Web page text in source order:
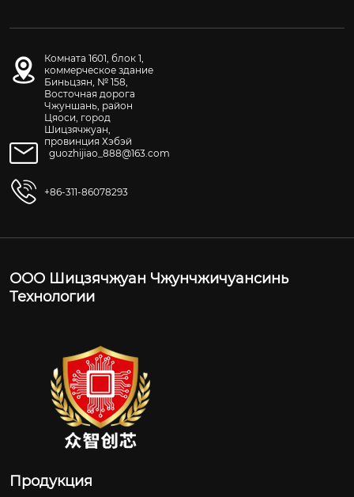
Комната 1601, блок 1,
коммерческое здание
Биньцзян, № 158,
Восточная дорога
Чжуншань, район
Цяоси, город
Шицзячжуан,
провинция Хэбэй
guozhijiao_888@163.com
+86-311-86078293
ООО Шицзячжуан Чжунчжичуансинь
Технологии
Продукция